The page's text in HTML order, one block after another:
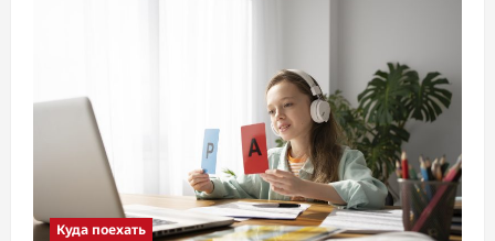
Куда поехать